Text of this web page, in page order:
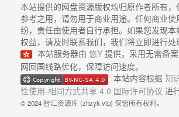
本站提供的网盘资源版权均归原作者所有
参考之用，请勿用于商业用途。任何商业使
纷，责任由使用者自行承担。如果您发现
权益，请及时联系我们，我们将立即进行处
本站服务器由 悠Y 提供，采用无需备
网回国线路优化，保障访问速度。
本站内容根据 知
性使用-相同方式共享 4.0 国际许可协议 进
© 2024 智汇资源库 (zhzyk.vip) 保留所有权利。